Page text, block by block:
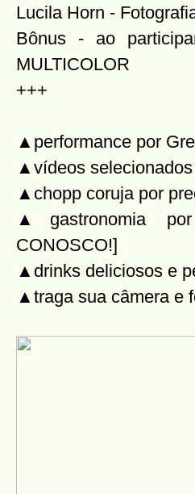
Lucila Horn -
Bônus - ao
MULTICOLOR
+++
▲performance por
▲vídeos
▲chopp coruja por
▲gastronomia por
CONOSCO!]
▲drinks deliciosos e
▲traga sua câmera e